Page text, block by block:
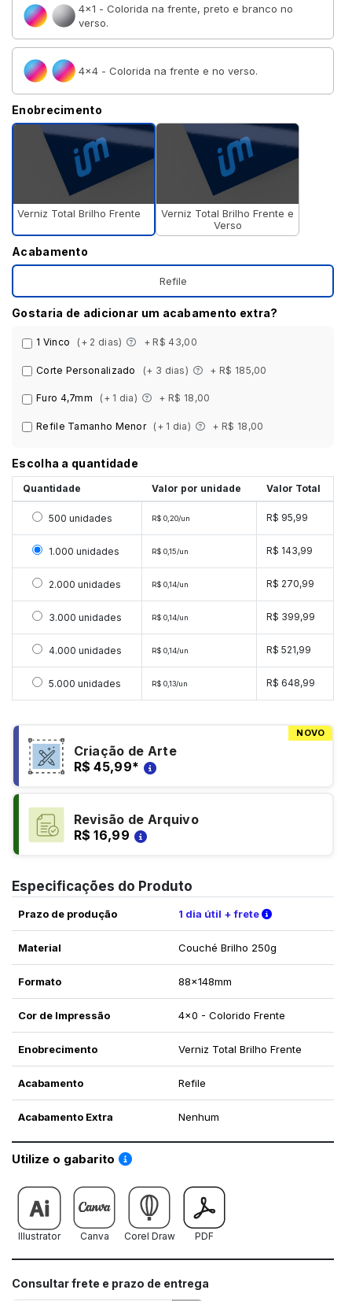
4×1 - Colorida na frente, preto e branco no
verso.
4×4 - Colorida na frente e no verso.
Enobrecimento
Verniz Total Brilho Frente
Verniz Total Brilho Frente e
Verso
Acabamento
Refile
Gostaria de adicionar um acabamento extra?
1 Vinco (+ 2 dias) + R$ 43,00
Corte Personalizado (+ 3 dias) + R$ 185,00
Furo 4,7mm (+ 1 dia) + R$ 18,00
Refile Tamanho Menor (+ 1 dia) + R$ 18,00
Escolha a quantidade
Quantidade Valor por unidade Valor Total
Selecionar 500 unidades
500 unidades R$ 0,20/un R$ 95,99
Selecionar 1000 unidades
1.000 unidades R$ 0,15/un R$ 143,99
Selecionar 2000 unidades
2.000 unidades R$ 0,14/un R$ 270,99
Selecionar 3000 unidades
3.000 unidades R$ 0,14/un R$ 399,99
Selecionar 4000 unidades
4.000 unidades R$ 0,14/un R$ 521,99
Selecionar 5000 unidades
5.000 unidades R$ 0,13/un R$ 648,99
NOVO
Criação de Arte
R$ 45,99*
Revisão de Arquivo
R$ 16,99
Especificações do Produto
Prazo de produção 1 dia útil + frete Verifique as
Material Couché Brilho 250g
Formato 88x148mm
Cor de Impressão 4x0 - Colorido Frente
Enobrecimento Verniz Total Brilho Frente
Acabamento Refile
Acabamento Extra Nenhum
Utilize o gabarito Saiba como utilizar os nossos gabaritos
Illustrator Canva Corel Draw PDF
Consultar frete e prazo de entrega